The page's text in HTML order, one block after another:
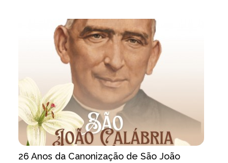
26 Anos da Canonização de São João